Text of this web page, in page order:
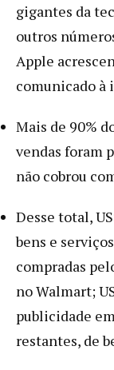
gigantes da
outros
Apple
comunicado à
Mais de 90%
vendas foram
não cobrou
Desse total,
bens e
compradas
no Walmart;
publicidade
restantes, de